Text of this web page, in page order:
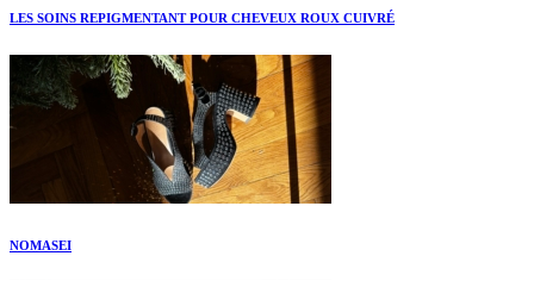
LES SOINS REPIGMENTANT POUR CHEVEUX ROUX CUIVRÉ
NOMASEI